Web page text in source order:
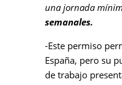
una jornada
semanales.
-Este permiso
España, pero su
de trabajo